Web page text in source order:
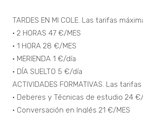
TARDES EN MI COLE. Las tarifas
• 2 HORAS 47 €/MES
• 1 HORA 28 €/MES
• MERIENDA 1 €/día
• DÍA SUELTO 5 €/día
ACTIVIDADES FORMATIVAS. Las
• Deberes y Técnicas de estudio 24 €/
• Conversación en Inglés 21 €/MES